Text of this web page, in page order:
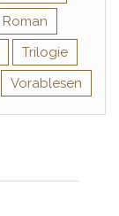
Roman
Trilogie
Vorablesen